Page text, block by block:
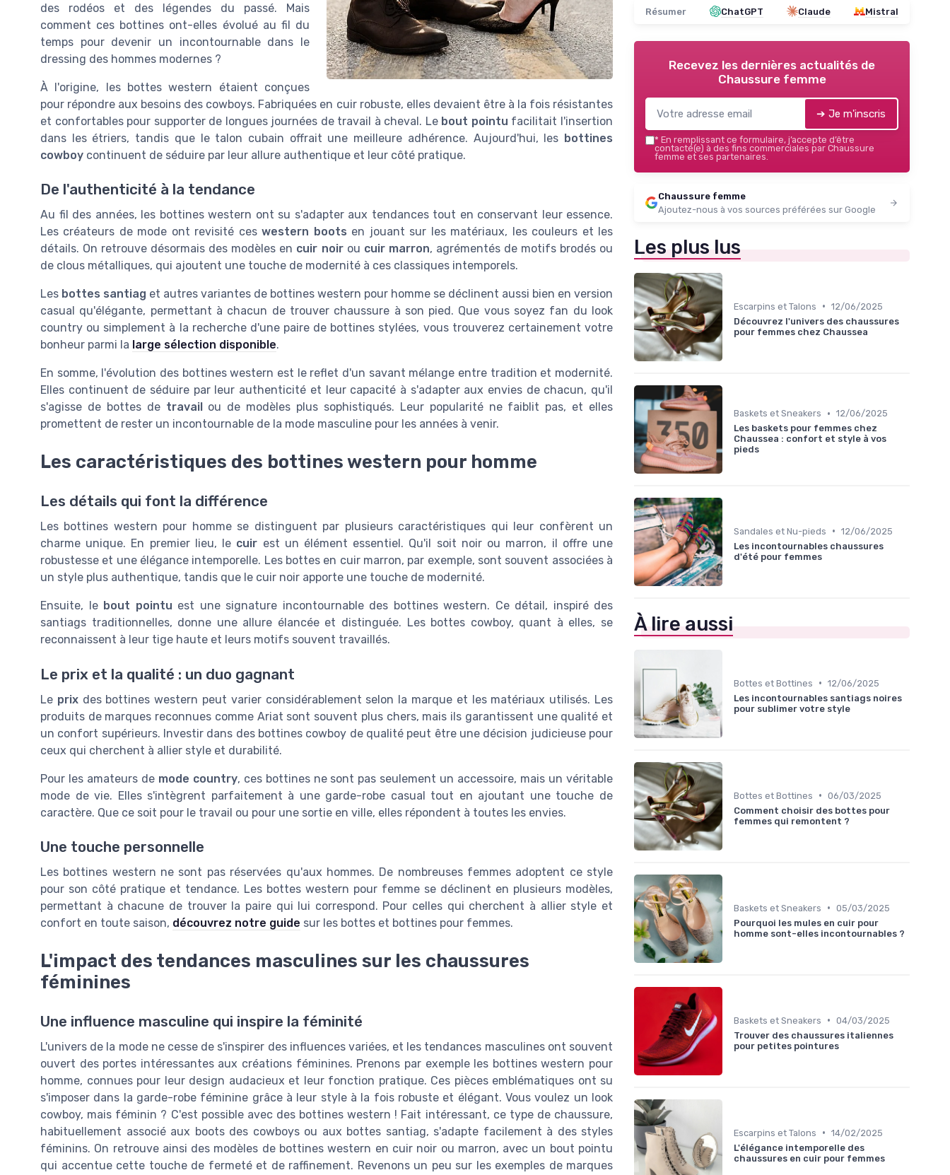
des rodéos et des légendes du passé. Mais
comment ces bottines ont-elles évolué au fil du
temps pour devenir un incontournable dans le
dressing des hommes modernes ?
À l'origine, les bottes western étaient conçues
pour répondre aux besoins des cowboys. Fabriquées en cuir robuste, elles devaient être à la fois résistantes
et confortables pour supporter de longues journées de travail à cheval. Le bout pointu facilitait l'insertion
dans les étriers, tandis que le talon cubain offrait une meilleure adhérence. Aujourd'hui, les bottines
cowboy continuent de séduire par leur allure authentique et leur côté pratique.
De l'authenticité à la tendance
Au fil des années, les bottines western ont su s'adapter aux tendances tout en conservant leur essence.
Les créateurs de mode ont revisité ceswestern boots en jouant sur les matériaux, les couleurs et les
détails. On retrouve désormais des modèles en cuir noirou cuir marron, agrémentés de motifs brodés ou
de clous métalliques, qui ajoutent une touche de modernité à ces classiques intemporels.
Les bottes santiag et autres variantes de bottines western pour homme se déclinent aussi bien en version
casual qu'élégante, permettant à chacun de trouver chaussure à son pied. Que vous soyez fan du look
country ou simplement à la recherche d'une paire de bottines stylées, vous trouverez certainement votre
bonheur parmi la large sélection disponible.
En somme, l'évolution des bottines western est le reflet d'un savant mélange entre tradition et modernité.
Elles continuent de séduire par leur authenticité et leur capacité à s'adapter aux envies de chacun, qu'il
s'agisse de bottes de travailou de modèles plus sophistiqués. Leur popularité ne faiblit pas, et elles
promettent de rester un incontournable de la mode masculine pour les années à venir.
Les caractéristiques des bottines western pour homme
Les détails qui font la différence
Les bottines western pour homme se distinguent par plusieurs caractéristiques qui leur confèrent un
charme unique. En premier lieu, le cuir est un élément essentiel. Qu'il soit noir ou marron, il offre une
robustesse et une élégance intemporelle. Les bottes en cuir marron, par exemple, sont souvent associées à
un style plus authentique, tandis que le cuir noir apporte une touche de modernité.
Ensuite, le bout pointu est une signature incontournable des bottines western. Ce détail, inspiré des
santiags traditionnelles, donne une allure élancée et distinguée. Les bottes cowboy, quant à elles, se
reconnaissent à leur tige haute et leurs motifs souvent travaillés.
Le prix et la qualité : un duo gagnant
Le prixdes bottines western peut varier considérablement selon la marque et les matériaux utilisés. Les
produits de marques reconnues comme Ariat sont souvent plus chers, mais ils garantissent une qualité et
un confort supérieurs. Investir dans des bottines cowboy de qualité peut être une décision judicieuse pour
ceux qui cherchent à allier style et durabilité.
Pour les amateurs de mode country, ces bottines ne sont pas seulement un accessoire, mais un véritable
mode de vie. Elles s'intègrent parfaitement à une garde-robe casual tout en ajoutant une touche de
caractère. Que ce soit pour le travail ou pour une sortie en ville, elles répondent à toutes les envies.
Une touche personnelle
Les bottines western ne sont pas réservées qu'aux hommes. De nombreuses femmes adoptent ce style
pour son côté pratique et tendance. Les bottes western pour femme se déclinent en plusieurs modèles,
permettant à chacune de trouver la paire qui lui correspond. Pour celles qui cherchent à allier style et
confort en toute saison, découvrez notre guide sur les bottes et bottines pour femmes.
L'impact des tendances masculines sur les chaussures
féminines
Une influence masculine qui inspire la féminité
L'univers de la mode ne cesse de s'inspirer des influences variées, et les tendances masculines ont souvent
ouvert des portes intéressantes aux créations féminines. Prenons par exemple les bottines western pour
homme, connues pour leur design audacieux et leur fonction pratique. Ces pièces emblématiques ont su
s'imposer dans la garde-robe féminine grâce à leur style à la fois robuste et élégant. Vous voulez un look
cowboy, mais féminin ? C'est possible avec des bottines western ! Fait intéressant, ce type de chaussure,
habituellement associé aux boots des cowboys ou aux bottes santiag, s'adapte facilement à des styles
féminins. On retrouve ainsi des modèles de bottines western en cuir noir ou marron, avec un bout pointu
qui accentue cette touche de fermeté et de raffinement. Revenons un peu sur les exemples de marques
Résumer ChatGPT Claude Mistral
Recevez les dernières actualités de
Chaussure femme
➔ Je m'inscris
* En remplissant ce formulaire, j’accepte d’être
contacté(e) à des fins commerciales par Chaussure
femme et ses partenaires.
Chaussure femme
Ajoutez-nous à vos sources préférées sur Google
Les plus lus
Escarpins et Talons • 12/06/2025
Découvrez l'univers des chaussures
pour femmes chez Chaussea
Baskets et Sneakers • 12/06/2025
Les baskets pour femmes chez
Chaussea : confort et style à vos
pieds
Sandales et Nu-pieds • 12/06/2025
Les incontournables chaussures
d'été pour femmes
À lire aussi
Bottes et Bottines • 12/06/2025
Les incontournables santiags noires
pour sublimer votre style
Bottes et Bottines • 06/03/2025
Comment choisir des bottes pour
femmes qui remontent ?
Baskets et Sneakers • 05/03/2025
Pourquoi les mules en cuir pour
homme sont-elles incontournables ?
Baskets et Sneakers • 04/03/2025
Trouver des chaussures italiennes
pour petites pointures
Escarpins et Talons • 14/02/2025
L'élégance intemporelle des
chaussures en cuir pour femmes